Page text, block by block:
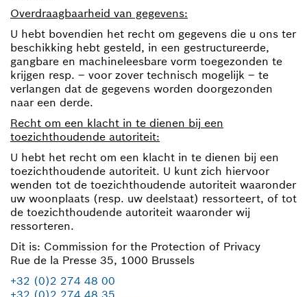
Overdraagbaarheid van gegevens:
U hebt bovendien het recht om gegevens die u ons ter
beschikking hebt gesteld, in een gestructureerde,
gangbare en machineleesbare vorm toegezonden te
krijgen resp. – voor zover technisch mogelijk – te
verlangen dat de gegevens worden doorgezonden
naar een derde.
Recht om een klacht in te dienen bij een
toezichthoudende autoriteit:
U hebt het recht om een klacht in te dienen bij een
toezichthoudende autoriteit. U kunt zich hiervoor
wenden tot de toezichthoudende autoriteit waaronder
uw woonplaats (resp. uw deelstaat) ressorteert, of tot
de toezichthoudende autoriteit waaronder wij
ressorteren.
Dit is: Commission for the Protection of Privacy
Rue de la Presse 35, 1000 Brussels
+32 (0)2 274 48 00
+32 (0)2 274 48 35